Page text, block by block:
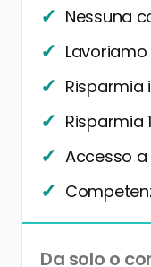
Nessuna
Lavoriamo
Risparmia
Risparmia
Accesso a
Da solo o